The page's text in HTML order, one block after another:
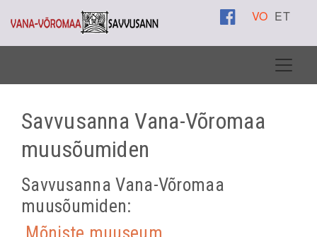
VO ET
Savvusanna Vana-Võromaa
muusõumiden
Savvusanna Vana-Võromaa
muusõumiden:
Mõniste muuseum